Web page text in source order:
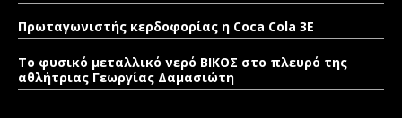
Πρωταγωνιστής κερδοφορίας η Coca Cola 3E
Το φυσικό μεταλλικό νερό ΒΙΚΟΣ στο πλευρό της
αθλήτριας Γεωργίας Δαμασιώτη